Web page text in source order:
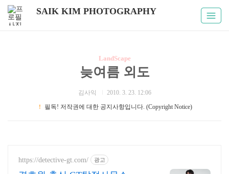
SAIK KIM PHOTOGRAPHY
LandScape
늦여름 외도
김사익
2010. 3. 23. 12:06
！
필독! 저작권에 대한 공지사항입니다. (Copyright Notice)
https://detective-gt.com/ 광고